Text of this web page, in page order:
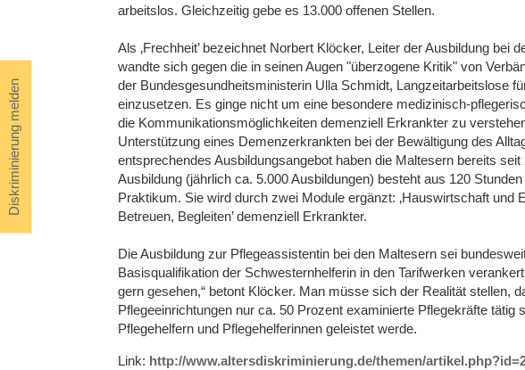
Diskriminierung melden
arbeitslos. Gleichzeitig gebe es 13.000 offenen Stellen.
Als ‚Frechheit’ bezeichnet Norbert Klöcker, Leiter der Ausbildung bei
wandte sich gegen die in seinen Augen "überzogene Kritik" von
der Bundesgesundheitsministerin Ulla Schmidt, Langzeitarbeitslose
einzusetzen. Es ginge nicht um eine besondere medizinisch-
die Kommunikationsmöglichkeiten demenziell Erkrankter zu
Unterstützung eines Demenzerkrankten bei der Bewältigung des
entsprechendes Ausbildungsangebot haben die Maltesern bereits
Ausbildung (jährlich ca. 5.000 Ausbildungen) besteht aus 120
Praktikum. Sie wird durch zwei Module ergänzt: ‚Hauswirtschaft und
Betreuen, Begleiten’ demenziell Erkrankter.
Die Ausbildung zur Pflegeassistentin bei den Maltesern sei
Basisqualifikation der Schwesternhelferin in den Tarifwerken
gern gesehen,“ betont Klöcker. Man müsse sich der Realität stellen,
Pflegeeinrichtungen nur ca. 50 Prozent examinierte Pflegekräfte tätig
Pflegehelfern und Pflegehelferinnen geleistet werde.
Link: http://www.altersdiskriminierung.de/themen/